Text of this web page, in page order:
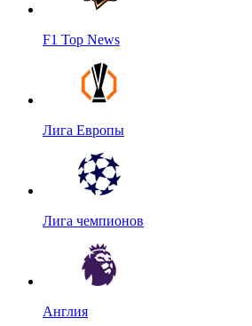
F1 Top News
Лига Европы
Лига чемпионов
Англия